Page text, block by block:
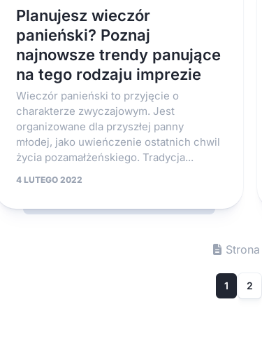
Planujesz wieczór
panieński? Poznaj
najnowsze trendy panujące
na tego rodzaju imprezie
Wieczór panieński to przyjęcie o
charakterze zwyczajowym. Jest
organizowane dla przyszłej panny
młodej, jako uwieńczenie ostatnich chwil
życia pozamałżeńskiego. Tradycja...
4 LUTEGO 2022
1 2